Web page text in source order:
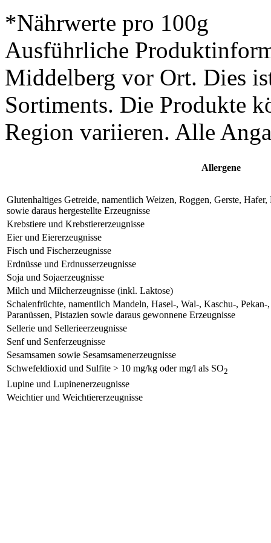
*Nährwerte pro 100g
Ausführliche
Middelberg vor Ort. Dies
Sortiments. Die Produkte
Region variieren. Alle
Allergene
Glutenhaltiges Getreide, namentlich Weizen, Roggen, Gerste,
sowie daraus hergestellte Erzeugnisse
Krebstiere und Krebstiererzeugnisse
Eier und Eiererzeugnisse
Fisch und Fischerzeugnisse
Erdnüsse und Erdnusserzeugnisse
Soja und Sojaerzeugnisse
Milch und Milcherzeugnisse (inkl. Laktose)
Schalenfrüchte, namentlich Mandeln, Hasel-, Wal-, Kaschu-,
Paranüssen, Pistazien sowie daraus gewonnene Erzeugnisse
Sellerie und Sellerieerzeugnisse
Senf und Senferzeugnisse
Sesamsamen sowie Sesamsamenerzeugnisse
Schwefeldioxid und Sulfite > 10 mg/kg oder mg/l als SO2
Lupine und Lupinenerzeugnisse
Weichtier und Weichtiererzeugnisse